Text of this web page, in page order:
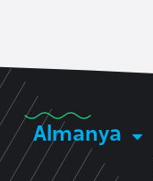
Almanya
l
a
r
u